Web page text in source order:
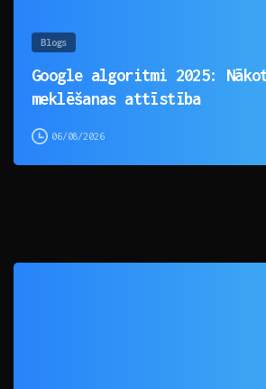
Blogs
Google algoritmi 2025:
meklēšanas attīstība
06/08/2026